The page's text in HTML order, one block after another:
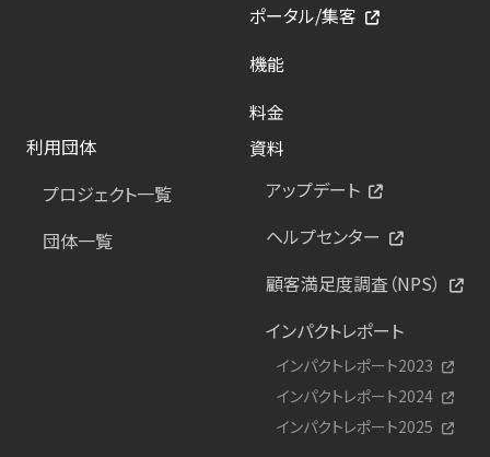
ポータル/集客
機能
料金
利用団体
プロジェクト一覧
団体一覧
資料
アップデート
ヘルプセンター
顧客満足度調査（NPS）
インパクトレポート
インパクトレポート2023
インパクトレポート2024
インパクトレポート2025